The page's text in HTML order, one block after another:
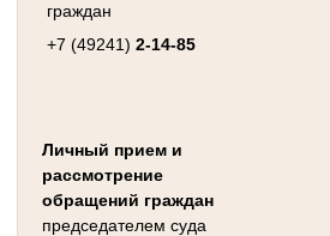
граждан
+7 (49241) 2-14-85
Личный прием и
рассмотрение
обращений граждан
председателем суда